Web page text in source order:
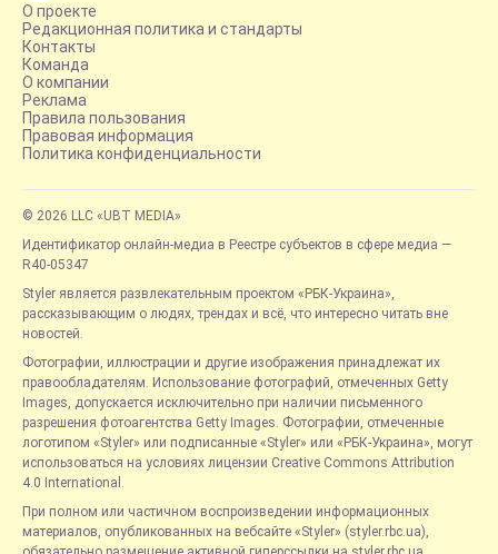
О проекте
Редакционная политика и стандарты
Контакты
Команда
О компании
Реклама
Правила пользования
Правовая информация
Политика конфиденциальности
© 2026 LLC «UBT MEDIA»
Идентификатор онлайн-медиа в Реестре субъектов в сфере медиа —
R40-05347
Styler является развлекательным проектом «РБК-Украина»,
рассказывающим о людях, трендах и всё, что интересно читать вне
новостей.
Фотографии, иллюстрации и другие изображения принадлежат их
правообладателям. Использование фотографий, отмеченных Getty
Images, допускается исключительно при наличии письменного
разрешения фотоагентства Getty Images. Фотографии, отмеченные
логотипом «Styler» или подписанные «Styler» или «РБК-Украина», могут
использоваться на условиях лицензии Creative Commons Attribution
4.0 International.
При полном или частичном воспроизведении информационных
материалов, опубликованных на вебсайте «Styler» (styler.rbc.ua),